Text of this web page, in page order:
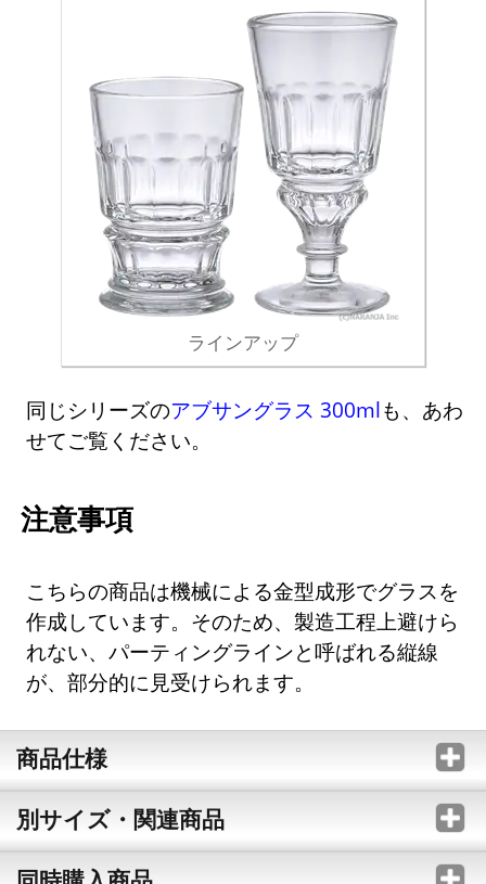
ラインアップ
同じシリーズのアブサングラス 300mlも、あわ
せてご覧ください。
注意事項
こちらの商品は機械による金型成形でグラスを
作成しています。そのため、製造工程上避けら
れない、パーティングラインと呼ばれる縦線
が、部分的に見受けられます。
商品仕様
別サイズ・関連商品